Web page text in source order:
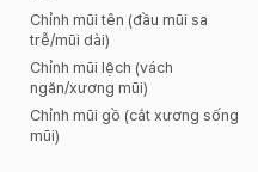
Chỉnh mũi tên (đầu mũi sa
trễ/mũi dài)
Chỉnh mũi lệch (vách
ngăn/xương mũi)
Chỉnh mũi gồ (cắt xương sống
mũi)